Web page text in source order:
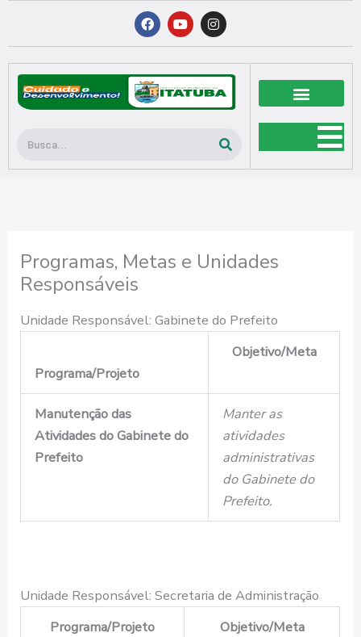
conteúdo
F
a
c
b
o
o
k
Y
o
u
u
b
e
I
n
s
a
g
r
a
Pesquisar
Programas, Metas e Unidades
Responsáveis
Unidade Responsável: Gabinete do Prefeito
Programa/Projeto
Objetivo/Meta
Manutenção das
Atividades do Gabinete do
Prefeito
Manter as
atividades
administrativas
do Gabinete do
Prefeito.
Unidade Responsável: Secretaria de Administração
Programa/Projeto
Objetivo/Meta